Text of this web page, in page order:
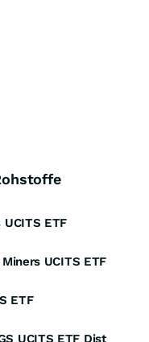
ETF
UCITS ETF
ETF
UCITS ETF Dist